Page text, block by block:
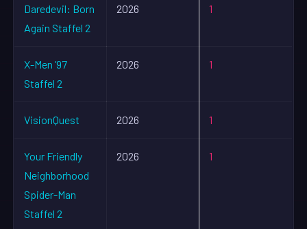
Daredevil: Born
Again Staffel 2
2026 1
X-Men ’97
Staffel 2
2026 1
VisionQuest 2026 1
Your Friendly
Neighborhood
Spider-Man
Staffel 2
2026 1